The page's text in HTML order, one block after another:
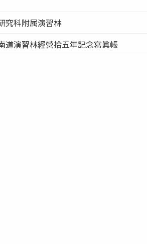
究科附属演習林
道演習林經營拾五年記念寫眞帳